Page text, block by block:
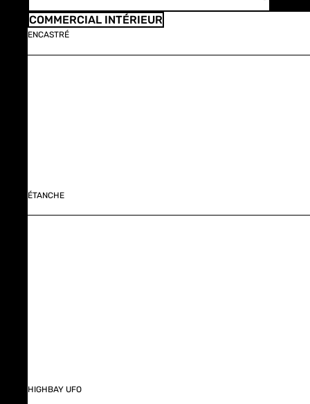
COMMERCIAL INTÉRIEUR
ENCASTRÉ
ÉTANCHE
HIGHBAY UFO